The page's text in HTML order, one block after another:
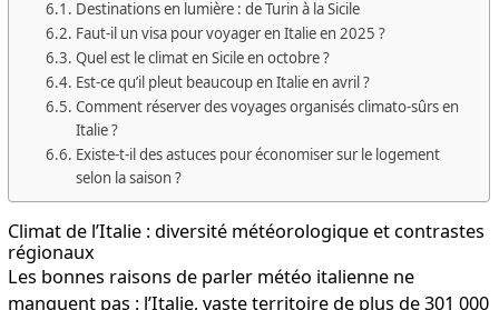
Destinations en lumière : de Turin à la Sicile
Faut-il un visa pour voyager en Italie en 2025 ?
Quel est le climat en Sicile en octobre ?
Est-ce qu’il pleut beaucoup en Italie en avril ?
Comment réserver des voyages organisés climato-sûrs en
Italie ?
Existe-t-il des astuces pour économiser sur le logement
selon la saison ?
Climat de l’Italie : diversité météorologique et contrastes
régionaux
Les bonnes raisons de parler météo italienne ne
manquent pas : l’Italie, vaste territoire de plus de 301 000